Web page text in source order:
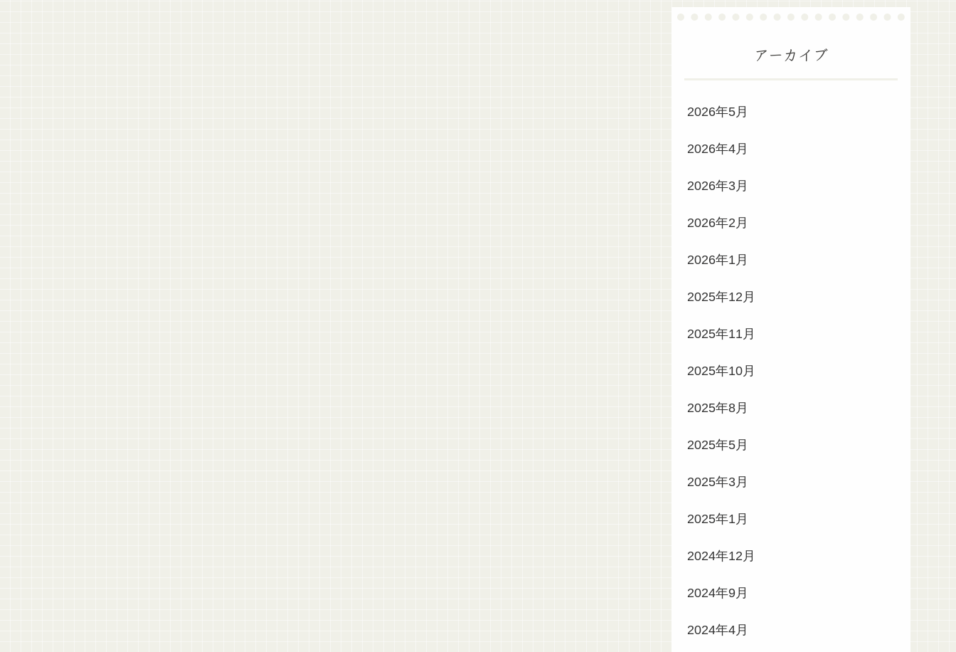
アーカイブ
2026年5月
2026年4月
2026年3月
2026年2月
2026年1月
2025年12月
2025年11月
2025年10月
2025年8月
2025年5月
2025年3月
2025年1月
2024年12月
2024年9月
2024年4月